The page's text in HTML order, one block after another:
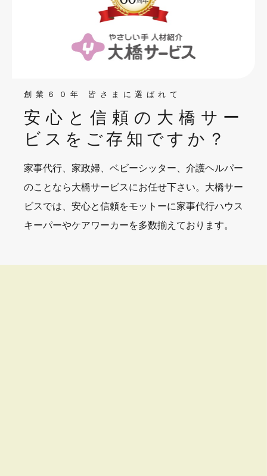
創業６０年 皆さまに選ばれて
安心と信頼の大橋サー
ビスを ご存知ですか？
家事代行、家政婦、ベビーシッター、介護ヘルパー
のことなら大橋サービスにお任せ下さい。大橋サー
ビスでは、安心と信頼をモットーに家事代行ハウス
キーパーやケアワーカーを多数揃えております。